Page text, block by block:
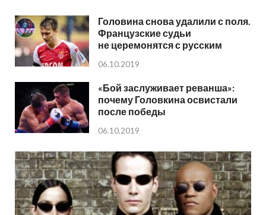
Головина снова удалили с поля.
Французские судьи
не церемонятся с русским
06.10.2019
«Бой заслуживает реванша»:
почему Головкина освистали
после победы
06.10.2019